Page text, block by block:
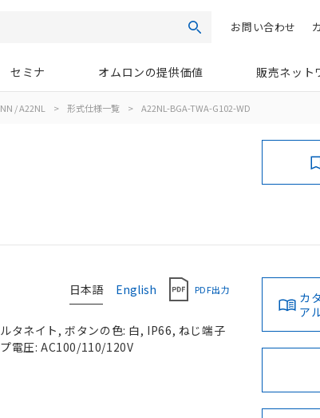
検索お問い合わせ
セミナ オムロンの提供価値 販売ネット
/ A22NL > 形式仕様一覧 > A22NL-BGA-TWA-G102-WD
日本語 English PDF出力
タネイト, ボタンの色: 白, IP66, ねじ端子
電圧: AC100/110/120V
カ
ア